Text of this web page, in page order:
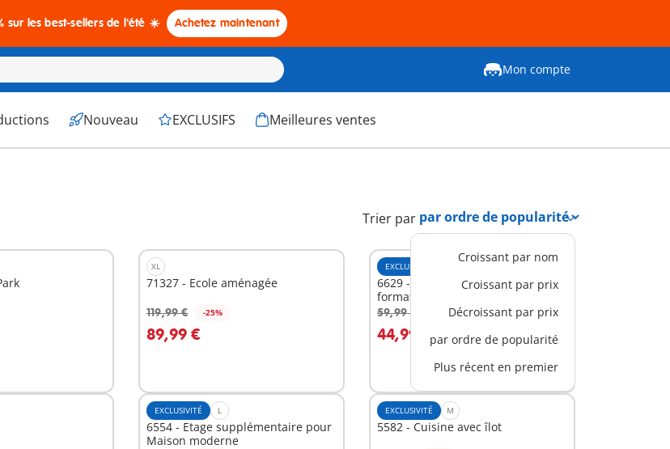
sur les best-sellers de l'été ☀️ Achetez maintenant
Mon compte
Nouveau EXCLUSIFS Meilleures ventes
Trier par
Croissant par nom
Croissant par prix
Décroissant par prix
par ordre de popularité
Plus récent en premier
XL
71327 - Ecole aménagée
119,99 € -25%
89,99 €
EXCLUSIVITÉ
6629 - Père Noël PLAYMOBIL
format XXL
59,99 € -25%
44,99 €
EXCLUSIVITÉ L
6554 - Etage supplémentaire pour
Maison moderne
EXCLUSIVITÉ M
5582 - Cuisine avec îlot